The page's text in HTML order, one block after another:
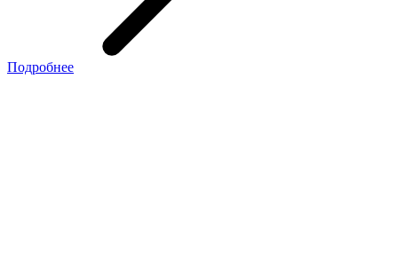
Подробнее